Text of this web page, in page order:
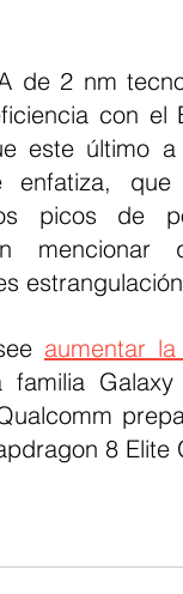
de 2 nm
con el
este último
picos de
mencionar
aumentar
familia
8 Elite